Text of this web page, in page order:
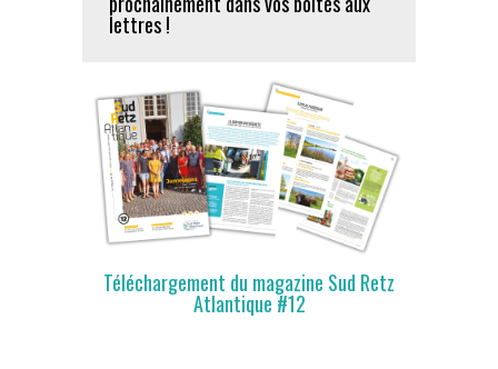
lettres !
Téléchargement du magazine Sud Retz
Atlantique #12